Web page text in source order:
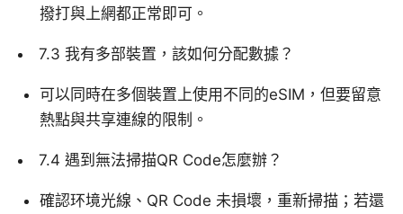
撥打與上網都正常即可。
7.3 我有多部裝置，該如何分配數據？
可以同時在多個裝置上使用不同的eSIM，但要留意
熱點與共享連線的限制。
7.4 遇到無法掃描QR Code怎麼辦？
確認环境光線、QR Code 未損壞，重新掃描；若還